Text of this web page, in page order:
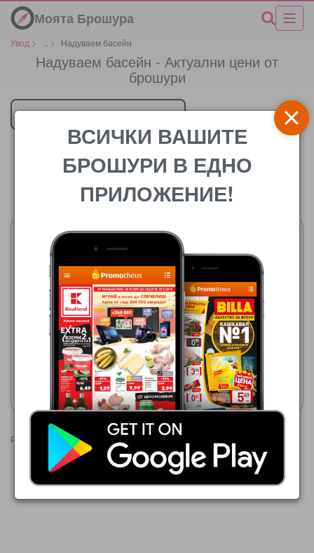
Моята Брошура
Увод > > Надуваем басейн
Надуваем басейн - Актуални цени от
брошури
Търговец
Цената
Темакс
24.07.2026 - 13.08.2026
24,99 €
НАДУВАЕМ БАСЕЙН
Покажи брошурата
Темакс
24.07.2026 - 13.08.2026
39,99 €
НАДУВАЕМ БАСЕЙН
Покажи брошурата
Реклами
ВСИЧКИ ВАШИТЕ
БРОШУРИ В ЕДНО
ПРИЛОЖЕНИЕ!